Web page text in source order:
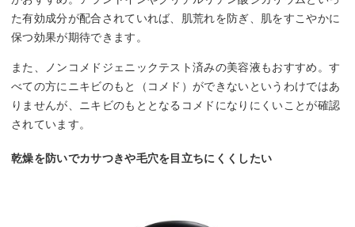
た有効成分が配合されていれば、肌荒れを防ぎ、肌をすこやかに
保つ効果が期待できます。
また、ノンコメドジェニックテスト済みの美容液もおすすめ。す
べての方にニキビのもと（コメド）ができないというわけではあ
りませんが、ニキビのもととなるコメドになりにくいことが確認
されています。
乾燥を防いでカサつきや毛穴を目立ちにくくしたい